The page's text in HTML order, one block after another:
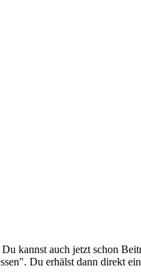
kannst auch jetzt schon
Du erhälst dann direkt